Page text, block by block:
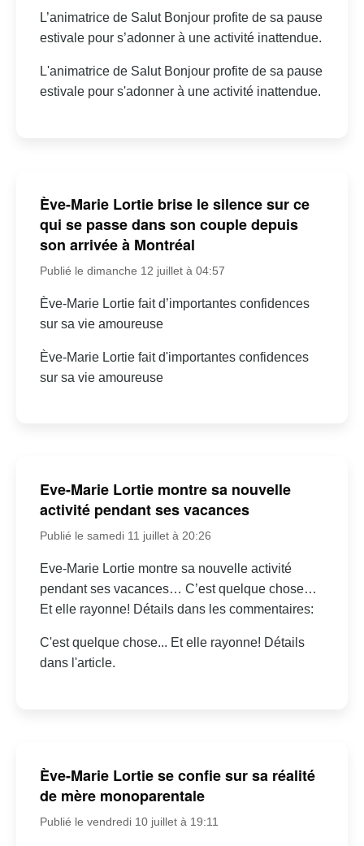
L’animatrice de Salut Bonjour profite de sa pause
estivale pour s’adonner à une activité inattendue.
L'animatrice de Salut Bonjour profite de sa pause
estivale pour s'adonner à une activité inattendue.
Ève-Marie Lortie brise le silence sur ce
qui se passe dans son couple depuis
son arrivée à Montréal
Publié le dimanche 12 juillet à 04:57
Ève-Marie Lortie fait d’importantes confidences
sur sa vie amoureuse
Ève-Marie Lortie fait d'importantes confidences
sur sa vie amoureuse
Eve-Marie Lortie montre sa nouvelle
activité pendant ses vacances
Publié le samedi 11 juillet à 20:26
Eve-Marie Lortie montre sa nouvelle activité
pendant ses vacances… C’est quelque chose…
Et elle rayonne! Détails dans les commentaires:
C'est quelque chose... Et elle rayonne! Détails
dans l'article.
Ève-Marie Lortie se confie sur sa réalité
de mère monoparentale
Publié le vendredi 10 juillet à 19:11